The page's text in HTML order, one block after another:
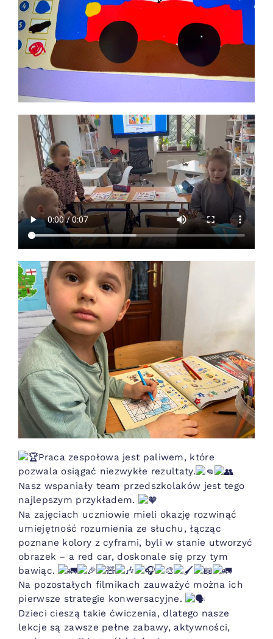
Praca zespołowa jest paliwem, które
pozwala osiągać niezwykłe rezultaty.
Nasz wspaniały team przedszkolaków jest tego
najlepszym przykładem.
Na zajęciach uczniowie mieli okazję rozwinąć
umiejętność rozumienia ze słuchu, łącząc
poznane kolory z cyframi, byli w stanie utworzyć
obrazek – a red car, doskonale się przy tym
bawiąc.
Na pozostałych filmikach zauważyć można ich
pierwsze strategie konwersacyjne.
Dzieci cieszą takie ćwiczenia, dlatego nasze
lekcje są zawsze pełne zabawy, aktywności,